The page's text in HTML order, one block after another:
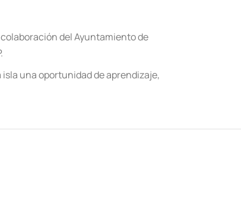
del Ayuntamiento de
isla una oportunidad de aprendizaje,